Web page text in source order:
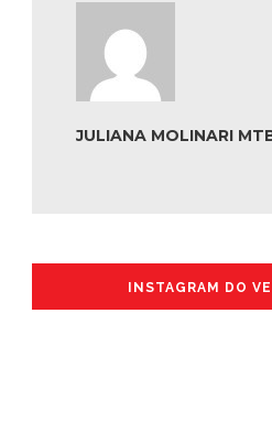
JULIANA MOLINARI
INSTAGRAM DO